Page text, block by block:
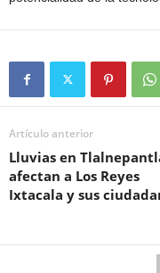
Artículo anterior
Lluvias en
afectan a Los Reyes
Ixtacala y sus